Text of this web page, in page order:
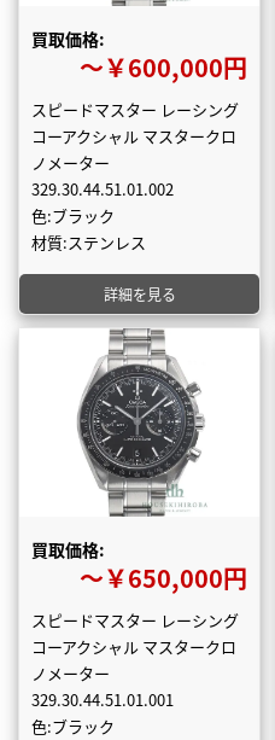
買取価格:
〜￥600,000円
スピードマスター レーシング
コーアクシャル マスタークロ
ノメーター
329.30.44.51.01.002
色:ブラック
材質:ステンレス
詳細を見る
買取価格:
〜￥650,000円
スピードマスター レーシング
コーアクシャル マスタークロ
ノメーター
329.30.44.51.01.001
色:ブラック